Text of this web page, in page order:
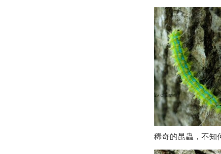
稀奇的昆蟲，不知